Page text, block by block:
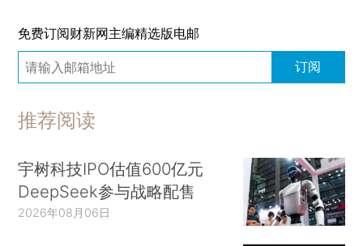
免费订阅财新网主编精选版电邮
订阅
推荐阅读
宇树科技IPO估值600亿元
DeepSeek参与战略配售
2026年08月06日